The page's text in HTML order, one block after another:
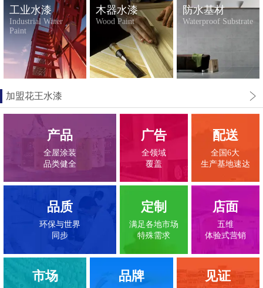
工业水漆
Industrial Water
Paint
木器水漆
Wood Paint
防水基材
Waterproof Substrate
加盟花王水漆
产品
全屋涂装
品类健全
广告
全领域
覆盖
配送
全国6大
生产基地速达
品质
环保与世界
同步
定制
满足各地市场
特殊需求
店面
五维
体验式营销
市场 品牌 见证